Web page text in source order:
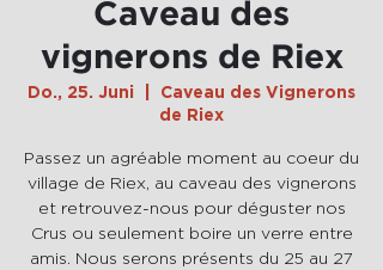
Caveau des
vignerons de Riex
Do., 25. Juni
Caveau des Vignerons
de Riex
Passez un agréable moment au coeur du
village de Riex, au caveau des vignerons
et retrouvez-nous pour déguster nos
Crus ou seulement boire un verre entre
amis. Nous serons présents du 25 au 27